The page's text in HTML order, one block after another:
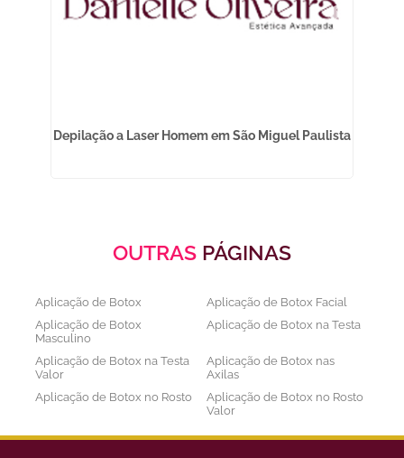
Depilação a Laser Homem em São Miguel Paulista
OUTRAS PÁGINAS
Aplicação de Botox
Aplicação de Botox Facial
Aplicação de Botox
Masculino
Aplicação de Botox na Testa
Aplicação de Botox na Testa
Valor
Aplicação de Botox nas
Axilas
Aplicação de Botox no Rosto
Aplicação de Botox no Rosto
Valor
Aplicação de Botox nos
Aplicação de Botox Preço